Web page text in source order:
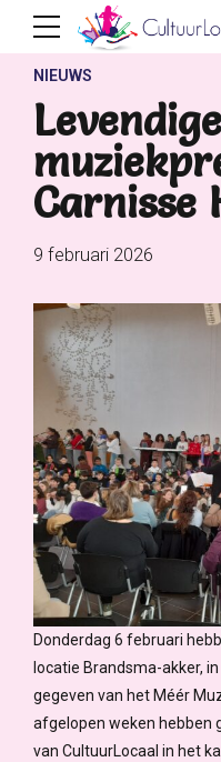
NIEUWS
Levendige
Carnisse
9 februari 2026
Donderdag 6 februari
locatie Brandsma-akker,
gegeven van het Méér
afgelopen weken hebben
van CultuurLocaal in het